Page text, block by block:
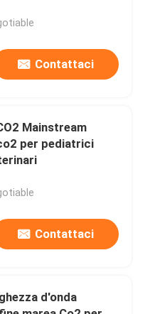
Contattaci
Mainstream
per pediatrici
Contattaci
d'onda